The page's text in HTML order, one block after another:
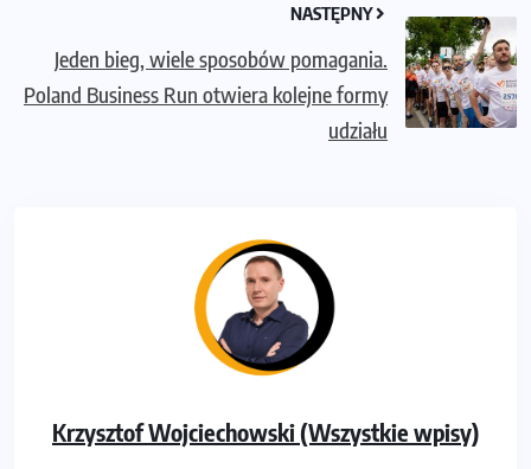
NASTĘPNY
Jeden bieg, wiele sposobów pomagania.
Poland Business Run otwiera kolejne formy
udziału
Krzysztof Wojciechowski (Wszystkie wpisy)